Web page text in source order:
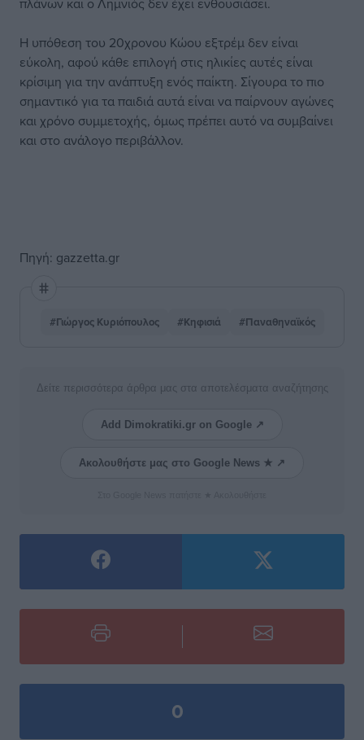
Η υπόθεση του 20χρονου Κώου εξτρέμ δεν είναι
εύκολη, αφού κάθε επιλογή στις ηλικίες αυτές είναι
κρίσιμη για την ανάπτυξη ενός παίκτη. Σίγουρα το πιο
σημαντικό για τα παιδιά αυτά είναι να παίρνουν αγώνες
και χρόνο συμμετοχής, όμως πρέπει αυτό να συμβαίνει
και στο ανάλογο περιβάλλον.
Πηγή: gazzetta.gr
#Γιώργος Κυριόπουλος #Κηφισιά #Παναθηναϊκός
Δείτε περισσότερα άρθρα μας στα αποτελέσματα αναζήτησης
Add Dimokratiki.gr on Google ↗
Ακολουθήστε μας στο Google News ★ ↗
0